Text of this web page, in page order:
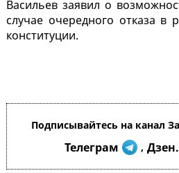
Васильев заявил о
случае очередного отказа в
конституции.
Подписывайтесь на канал
Телеграм ,